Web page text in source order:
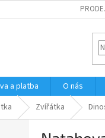
a platba O nás
Zvířátka